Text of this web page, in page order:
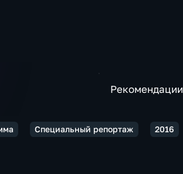
Рекомендации
Специальный репортаж 2016